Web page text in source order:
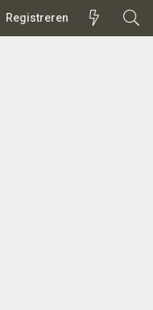
Registreren